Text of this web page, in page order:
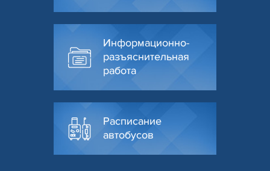
Информационно-
разъяснительная
работа
Расписание
автобусов